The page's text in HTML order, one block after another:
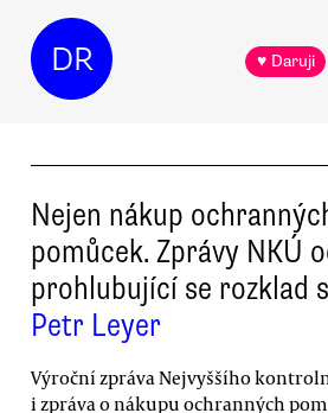
DR ♥ Daruji
Nejen nákup
pomůcek. Zprávy NKÚ
prohlubující se rozklad
Petr Leyer
Výroční zpráva Nejvyššího
i zpráva o nákupu ochranných